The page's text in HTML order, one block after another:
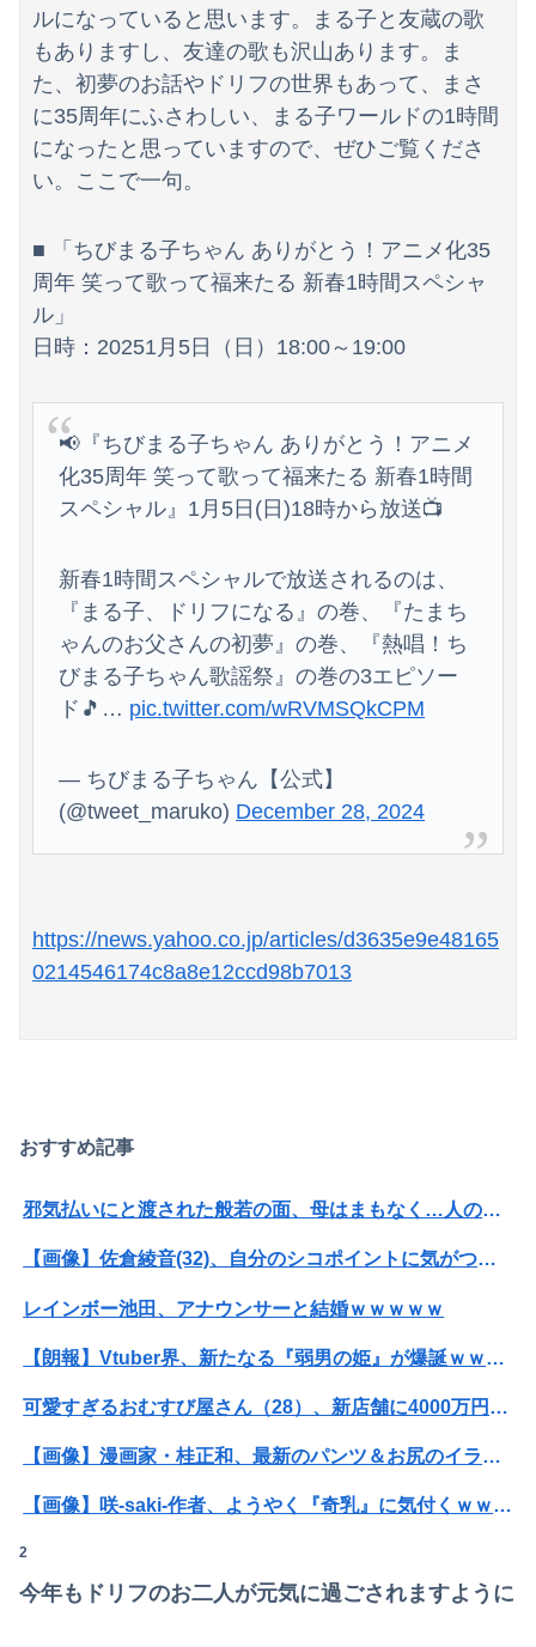
Powered by livedoor 相互RSS
ルになっていると思います。まる子と友蔵の歌
もありますし、友達の歌も沢山あります。ま
た、初夢のお話やドリフの世界もあって、まさ
に35周年にふさわしい、まる子ワールドの1時間
になったと思っていますので、ぜひご覧くださ
い。ここで一句。
■ 「ちびまる子ちゃん ありがとう！アニメ化35
周年 笑って歌って福来たる 新春1時間スペシャ
ル」
日時：20251月5日（日）18:00～19:00
📢『ちびまる子ちゃん ありがとう！アニメ
化35周年 笑って歌って福来たる 新春1時間
スペシャル』1月5日(日)18時から放送📺
新春1時間スペシャルで放送されるのは、
『まる子、ドリフになる』の巻、『たまち
ゃんのお父さんの初夢』の巻、『熱唱！ち
びまる子ちゃん歌謡祭』の巻の3エピソー
ド🎵… pic.twitter.com/wRVMSQkCPM
— ちびまる子ちゃん【公式】
(@tweet_maruko) December 28, 2024
https://news.yahoo.co.jp/articles/d3635e9e48165
0214546174c8a8e12ccd98b7013
おすすめ記事
邪気払いにと渡された般若の面、母はまもなく…人の恨み傑作7選
【画像】佐倉綾音(32)、自分のシコポイントに気がつくwwwwwww
レインボー池田、アナウンサーと結婚ｗｗｗｗｗ
【朗報】Vtuber界、新たなる『弱男の姫』が爆誕ｗｗｗｗｗｗｗｗｗｗｗ
可愛すぎるおむすび屋さん（28）、新店舗に4000万円クラファンした成功した結果弱男集団から叩かれてしまうｗｗｗｗ
【画像】漫画家・桂正和、最新のパンツ＆お尻のイラスト投稿にネット衝撃「この質感の出し方」「実写かと思いました」
【画像】咲-saki-作者、ようやく『奇乳』に気付くｗｗｗｗ
【衝撃】ワイのパッパ、会社でナンバーツーになった結果ｗｗｗｗｗｗｗｗｗｗ
2
今年もドリフのお二人が元気に過ごされますように